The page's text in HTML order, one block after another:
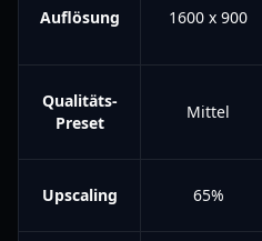
Auflösung 1600 x 900
Qualitäts-
Preset
Mittel
Upscaling 65%